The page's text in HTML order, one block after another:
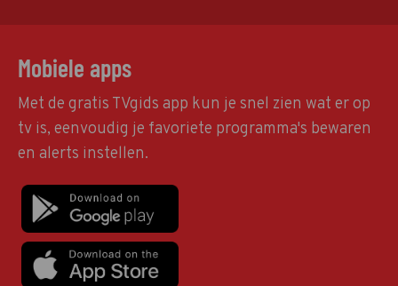
Mobiele apps
Met de gratis TVgids app kun je snel zien wat er op
tv is, eenvoudig je favoriete programma's bewaren
en alerts instellen.